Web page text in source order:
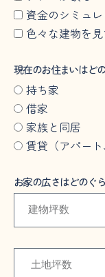
資金のシミュ
色々な建物を
現在のお住まいはど
持ち家
借家
家族と同居
賃貸（アパート
お家の広さはどのぐ